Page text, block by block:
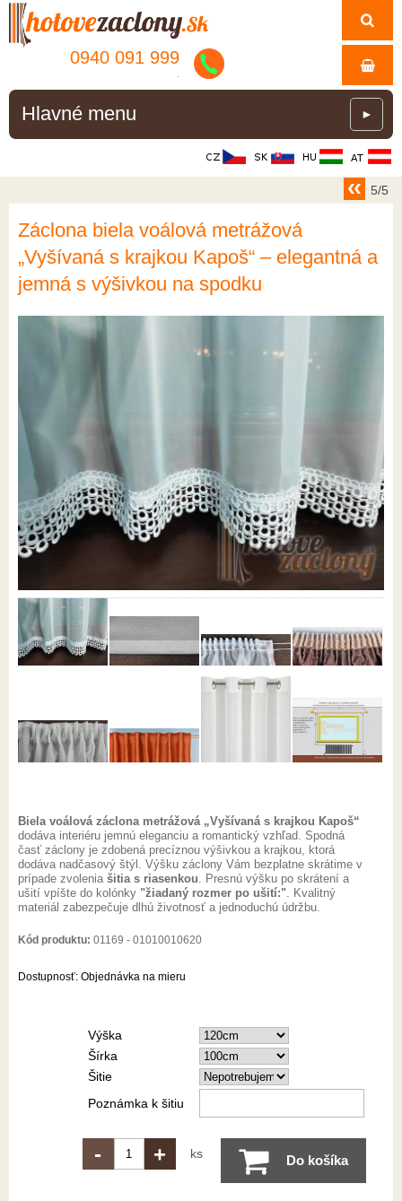
0940 091 999
Hlavné menu ►
5/5
Záclona biela voálová metrážová
„Vyšívaná s krajkou Kapoš“ – elegantná a
jemná s výšivkou na spodku
Biela voálová záclona metrážová „Vyšívaná s krajkou Kapoš“
dodáva interiéru jemnú eleganciu a romantický vzhľad. Spodná
časť záclony je zdobená precíznou výšivkou a krajkou, ktorá
dodáva nadčasový štýl. Výšku záclony Vám bezplatne skrátime v
prípade zvolenia šitia s riasenkou. Presnú výšku po skrátení a
ušití vpíšte do kolónky "žiadaný rozmer po ušití:". Kvalitný
materiál zabezpečuje dlhú životnosť a jednoduchú údržbu.
Kód produktu: 01169 - 01010010620
Dostupnosť: Objednávka na mieru
Výška
Šírka
Šitie
Poznámka k šitiu
- + ks Do košíka